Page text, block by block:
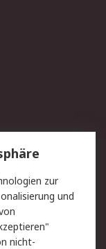
zur
und
nicht-